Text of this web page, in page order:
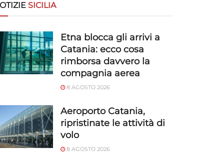
SICILIA
Etna blocca gli arrivi a
Catania: ecco cosa
rimborsa davvero la
compagnia aerea
8 AGOSTO 2026
Aeroporto Catania,
ripristinate le attività di
volo
8 AGOSTO 2026